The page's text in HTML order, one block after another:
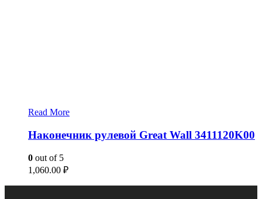
Read More
Наконечник рулевой Great Wall 3411120K00
0 out of 5
1,060.00 ₽